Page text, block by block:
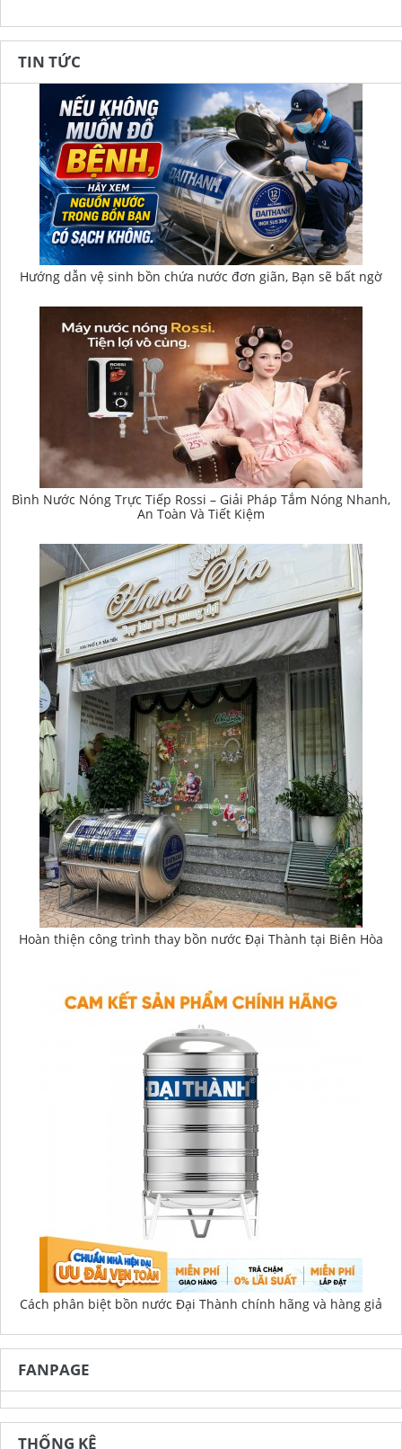
TIN TỨC
Hướng dẫn vệ sinh bồn chứa nước đơn giãn, Bạn sẽ bất ngờ
Bình Nước Nóng Trực Tiếp Rossi – Giải Pháp Tắm Nóng Nhanh,
An Toàn Và Tiết Kiệm
Hoàn thiện công trình thay bồn nước Đại Thành tại Biên Hòa
Cách phân biệt bồn nước Đại Thành chính hãng và hàng giả
FANPAGE
THỐNG KÊ